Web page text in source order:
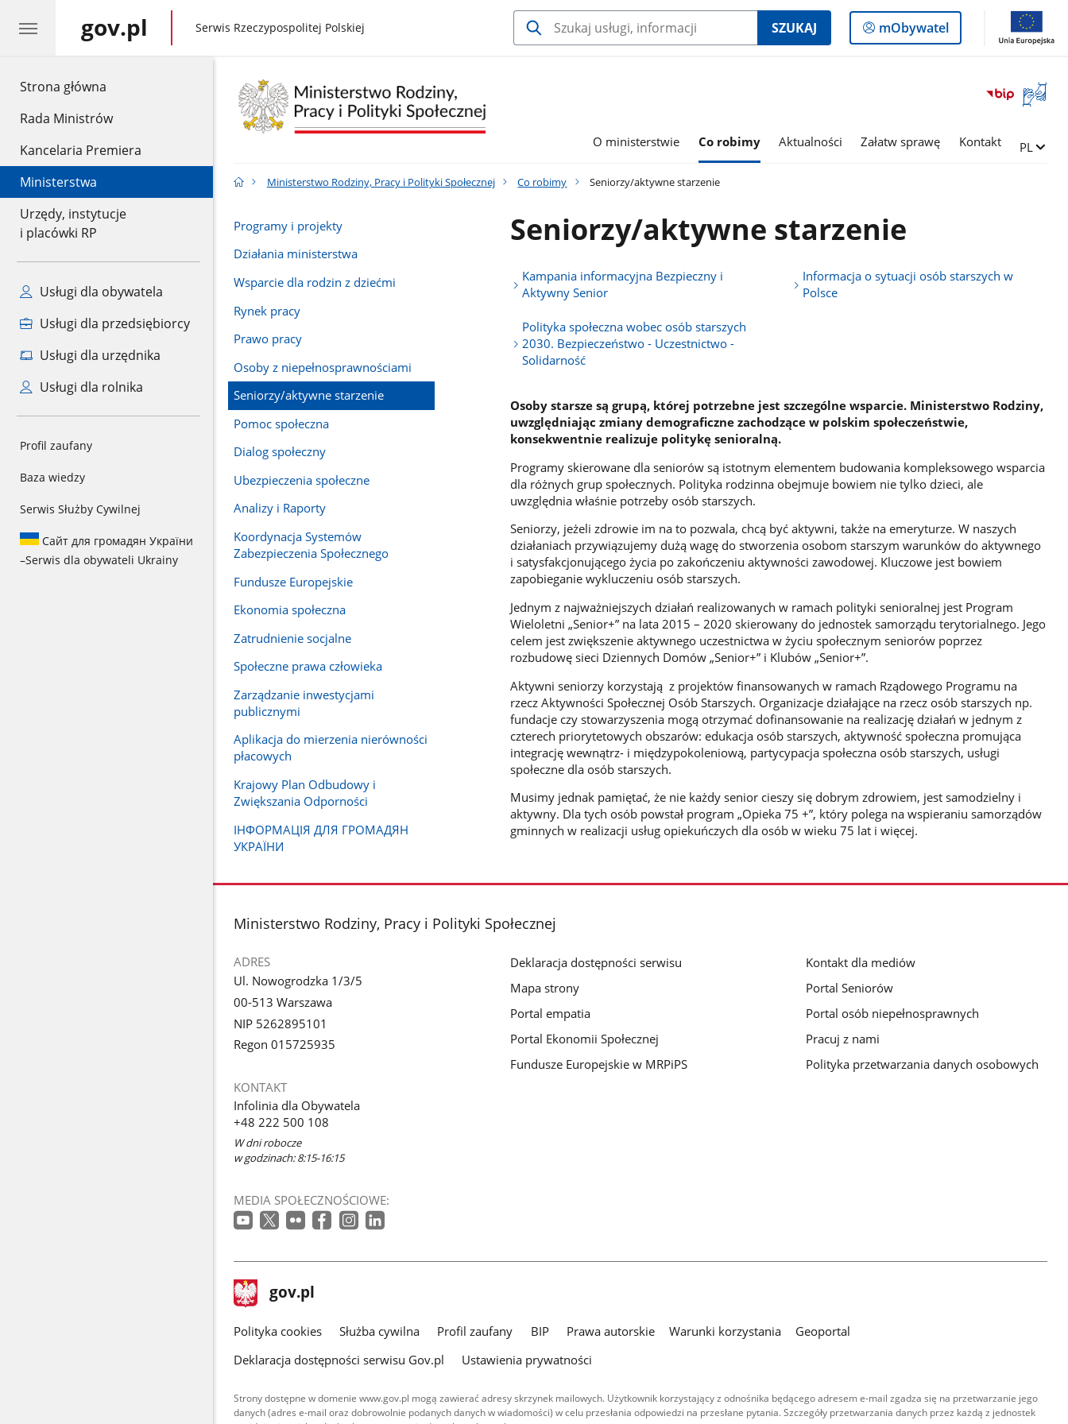
Strona główna
Rada Ministrów
Kancelaria Premiera
Ministerstwa
Urzędy, instytucje
i placówki RP
Usługi dla obywatela
Usługi dla przedsiębiorcy
Usługi dla urzędnika
Usługi dla rolnika
Profil zaufany
Baza wiedzy
Serwis Służby Cywilnej
Сайт для громадян України
–Serwis dla obywateli Ukrainy
gov.pl gov.pl
Serwis Rzeczypospolitej Polskiej SZUKAJ
Logowanie
do
mObywatel
Otwórz
okno
języka
O ministerstwie Co robimy Aktualności Załatw sprawę Kontakt Zmień
PL
Ministerstwo Rodziny, Pracy i Polityki Społecznej Co robimy Seniorzy/aktywne starzenie
Programy i projekty
Działania ministerstwa
Wsparcie dla rodzin z dziećmi
Rynek pracy
Prawo pracy
Osoby z niepełnosprawnościami
Seniorzy/aktywne starzenie
Pomoc społeczna
Dialog społeczny
Ubezpieczenia społeczne
Analizy i Raporty
Koordynacja Systemów
Zabezpieczenia Społecznego
Fundusze Europejskie
Ekonomia społeczna
Zatrudnienie socjalne
Społeczne prawa człowieka
Zarządzanie inwestycjami
publicznymi
Aplikacja do mierzenia nierówności
płacowych
Krajowy Plan Odbudowy i
Zwiększania Odporności
ІНФОРМАЦІЯ ДЛЯ ГРОМАДЯН
УКРАЇНИ
Seniorzy/aktywne starzenie
Kampania informacyjna Bezpieczny i
Aktywny Senior
Informacja o sytuacji osób starszych w
Polsce
Polityka społeczna wobec osób starszych
2030. Bezpieczeństwo - Uczestnictwo -
Solidarność
Osoby starsze są grupą, której potrzebne jest szczególne wsparcie. Ministerstwo Rodziny,
uwzględniając zmiany demograficzne zachodzące w polskim społeczeństwie,
konsekwentnie realizuje politykę senioralną.
Programy skierowane dla seniorów są istotnym elementem budowania kompleksowego wsparcia
dla różnych grup społecznych. Polityka rodzinna obejmuje bowiem nie tylko dzieci, ale
uwzględnia właśnie potrzeby osób starszych.
Seniorzy, jeżeli zdrowie im na to pozwala, chcą być aktywni, także na emeryturze. W naszych
działaniach przywiązujemy dużą wagę do stworzenia osobom starszym warunków do aktywnego
i satysfakcjonującego życia po zakończeniu aktywności zawodowej. Kluczowe jest bowiem
zapobieganie wykluczeniu osób starszych.
Jednym z najważniejszych działań realizowanych w ramach polityki senioralnej jest Program
Wieloletni „Senior+” na lata 2015 – 2020 skierowany do jednostek samorządu terytorialnego. Jego
celem jest zwiększenie aktywnego uczestnictwa w życiu społecznym seniorów poprzez
rozbudowę sieci Dziennych Domów „Senior+” i Klubów „Senior+”.
Aktywni seniorzy korzystają z projektów finansowanych w ramach Rządowego Programu na
rzecz Aktywności Społecznej Osób Starszych. Organizacje działające na rzecz osób starszych np.
fundacje czy stowarzyszenia mogą otrzymać dofinansowanie na realizację działań w jednym z
czterech priorytetowych obszarów: edukacja osób starszych, aktywność społeczna promująca
integrację wewnątrz- i międzypokoleniową, partycypacja społeczna osób starszych, usługi
społeczne dla osób starszych.
Musimy jednak pamiętać, że nie każdy senior cieszy się dobrym zdrowiem, jest samodzielny i
aktywny. Dla tych osób powstał program „Opieka 75 +”, który polega na wspieraniu samorządów
gminnych w realizacji usług opiekuńczych dla osób w wieku 75 lat i więcej.
stopka
Ministerstwo Rodziny, Pracy i Polityki Społecznej
ADRES
Ul. Nowogrodzka 1/3/5
00-513 Warszawa
NIP 5262895101
Regon 015725935
KONTAKT
Infolinia dla Obywatela
+48 222 500 108
W dni robocze
w godzinach: 8:15-16:15
MEDIA SPOŁECZNOŚCIOWE:
Deklaracja dostępności serwisu
Mapa strony
Portal empatia
Portal Ekonomii Społecznej
Fundusze Europejskie w MRPiPS
Kontakt dla mediów
Portal Seniorów
Portal osób niepełnosprawnych
Pracuj z nami
Polityka przetwarzania danych osobowych
stopka
gov.pl Strona
gov.pl
gov.pl
Polityka cookies Służba cywilna Profil zaufany BIP Prawa autorskie Warunki korzystania
Geoportal
Deklaracja dostępności serwisu Gov.pl
Ustawienia prywatności
Strony dostępne w domenie www.gov.pl mogą zawierać adresy skrzynek mailowych. Użytkownik korzystający z odnośnika będącego adresem e-mail zgadza się na przetwarzanie jego
danych (adres e-mail oraz dobrowolnie podanych danych w wiadomości) w celu przesłania odpowiedzi na przesłane pytania. Szczegóły przetwarzania danych przez każdą z jednostek